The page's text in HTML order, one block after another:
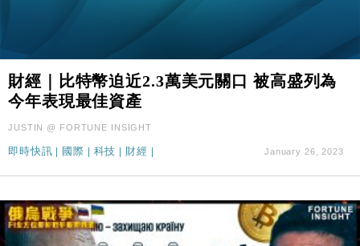
財經｜比特幣迫近2.3萬美元關口 被高盛列為
今年表現最佳資產
JUSTIN @ FORTUNE INSIGHT
即時快訊 | 國際 | 科技 | 財經 | January 26, 2023